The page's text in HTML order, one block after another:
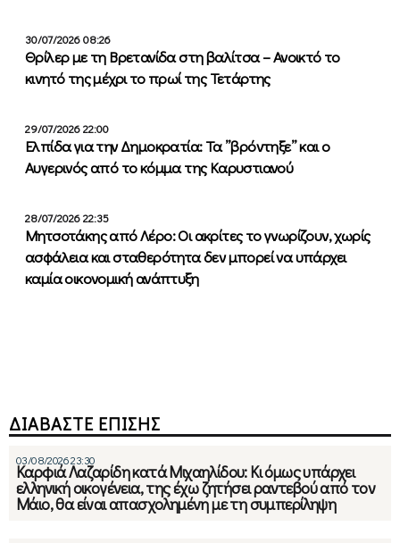
30/07/2026 08:26
Θρίλερ με τη Βρετανίδα στη βαλίτσα – Ανοικτό το
κινητό της μέχρι το πρωί της Τετάρτης
29/07/2026 22:00
Ελπίδα για την Δημοκρατία: Τα ”βρόντηξε” και ο
Αυγερινός από το κόμμα της Καρυστιανού
28/07/2026 22:35
Μητσοτάκης από Λέρο: Οι ακρίτες το γνωρίζουν, χωρίς
ασφάλεια και σταθερότητα δεν μπορεί να υπάρχει
καμία οικονομική ανάπτυξη
ΔΙΑΒΑΣΤΕ ΕΠΙΣΗΣ
03/08/2026 23:30
Καρφιά Λαζαρίδη κατά Μιχαηλίδου: Κι όμως υπάρχει
ελληνική οικογένεια, της έχω ζητήσει ραντεβού από τον
Μάιο, θα είναι απασχολημένη με τη συμπερίληψη